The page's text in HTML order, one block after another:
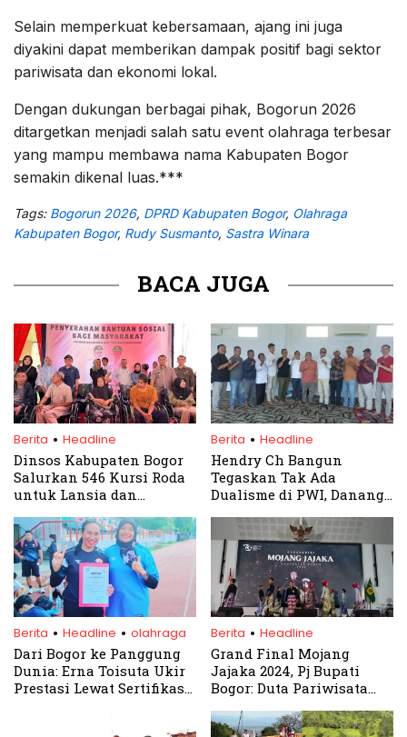
Selain memperkuat kebersamaan, ajang ini juga
diyakini dapat memberikan dampak positif bagi sektor
pariwisata dan ekonomi lokal.
Dengan dukungan berbagai pihak, Bogorun 2026
ditargetkan menjadi salah satu event olahraga terbesar
yang mampu membawa nama Kabupaten Bogor
semakin dikenal luas.***
Tags: Bogorun 2026, DPRD Kabupaten Bogor, Olahraga
Kabupaten Bogor, Rudy Susmanto, Sastra Winara
BACA JUGA
Berita . Headline
Dinsos Kabupaten Bogor
Salurkan 546 Kursi Roda
untuk Lansia dan
100 Hari Kerja Rudy
Susmanto – Jaro Ade
Berita . Headline
Hendry Ch Bangun
Tegaskan Tak Ada
Dualisme di PWI, Danang
PWI Jabar
Berita . Headline . olahraga
Dari Bogor ke Panggung
Dunia: Erna Toisuta Ukir
Prestasi Lewat Sertifikasi
Berita . Headline
Grand Final Mojang
Jajaka 2024, Pj Bupati
Bogor: Duta Pariwisata
Lokal